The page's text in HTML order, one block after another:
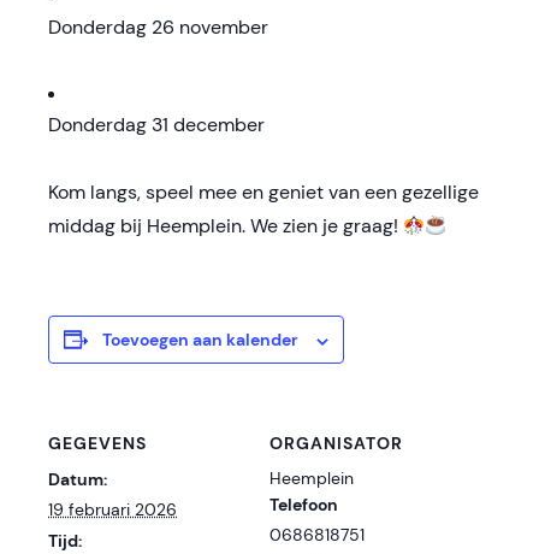
Donderdag 26 november
Donderdag 31 december
Kom langs, speel mee en geniet van een gezellige
middag bij Heemplein. We zien je graag!
Toevoegen aan kalender
GEGEVENS
Datum:
19 februari 2026
Tijd:
ORGANISATOR
Heemplein
Telefoon
0686818751